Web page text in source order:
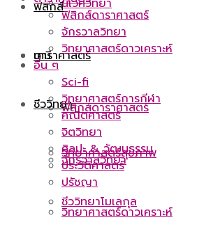
นิเวศวิทยา
ดาราศาสตร์
ฟิสิกส์ดาราศาสตร์
จักรวาลวิทยา
วิทยาศาสตร์ดาวเคราะห์
ฟิสิกส์
เคมี
ชีววิทยา
วิทยาศาสตร์สุขภาพ
ชีววิทยาโมเลกุล
ฟิสิกส์ดาราศาสตร์
จักรวาลวิทยา
วิทยาศาสตร์ดาวเคราะห์
อื่น ๆ
Sci-fi
วิทยาศาสตร์การกีฬา
คณิตศาสตร์
จิตวิทยา
ศิลปะ & วัฒนธรรม
ประวัติศาสตร์
ปรัชญา